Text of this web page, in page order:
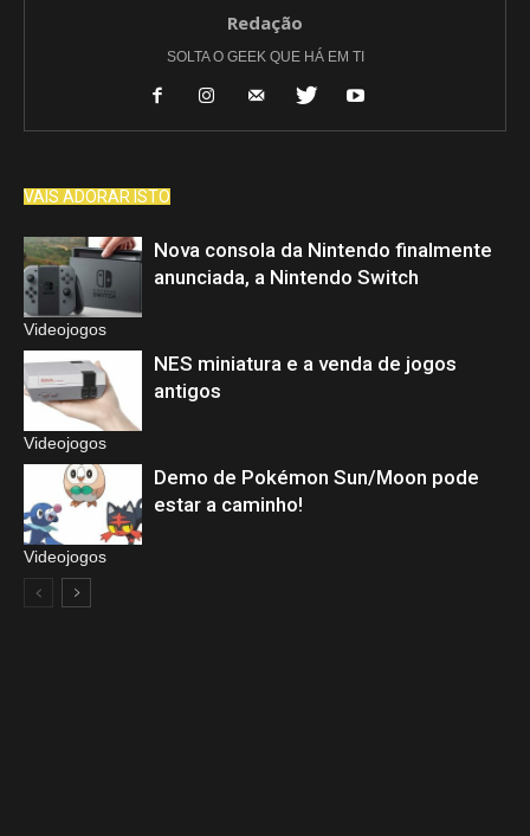
Redação
SOLTA O GEEK QUE HÁ EM TI
VAIS ADORAR ISTO
Videojogos
Nova consola da Nintendo finalmente
anunciada, a Nintendo Switch
Videojogos
NES miniatura e a venda de jogos
antigos
Videojogos
Demo de Pokémon Sun/Moon pode
estar a caminho!